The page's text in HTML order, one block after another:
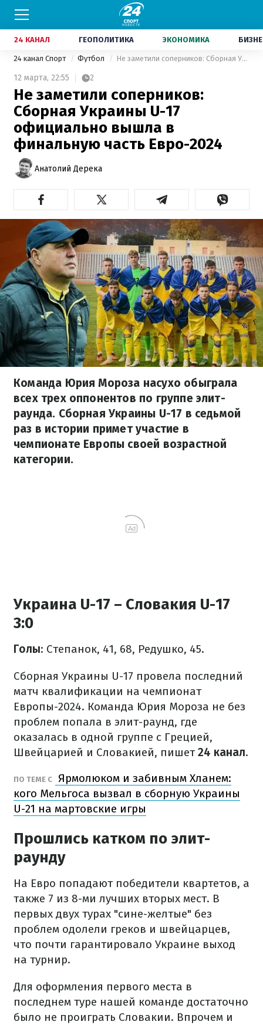
24 КАНАЛ ГЕОПОЛИТИКА ЭКОНОМИКА
24 канал Спорт Футбол Не заметили соперников: Сборная Украины U-17 официально вышла в финальную часть Евро-2024
12 марта, 22:55 2
Не заметили соперников:
Сборная Украины U-17
официально вышла в
финальную часть Евро-2024
Анатолий Дерека
Команда Юрия Мороза насухо обыграла
всех трех оппонентов по группе элит-
раунда. Сборная Украины U-17 в седьмой
раз в истории примет участие в
чемпионате Европы своей возрастной
категории.
Ad
Украина U-17 – Словакия U-17
3:0
Голы: Степанок, 41, 68, Редушко, 45.
Сборная Украины U-17 провела последний
матч квалификации на чемпионат
Европы-2024. Команда Юрия Мороза не без
проблем попала в элит-раунд, где
оказалась в одной группе с Грецией,
Швейцарией и Словакией, пишет24 канал.
ПО ТЕМЕ С
Ярмолюком и забивным Хланем:
кого Мельгоса вызвал в сборную Украины
U-21 на мартовские игры
Прошлись катком по элит-
раунду
На Евро попадают победители квартетов, а
также 7 из 8-ми лучших вторых мест. В
первых двух турах "сине-желтые" без
проблем одолели греков и швейцарцев,
что почти гарантировало Украине выход
на турнир.
Для оформления первого места в
последнем туре нашей команде достаточно
было не проиграть Словакии. Впрочем и